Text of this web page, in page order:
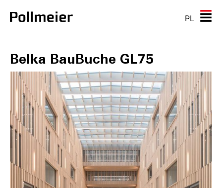
PL
Belka BauBuche GL75